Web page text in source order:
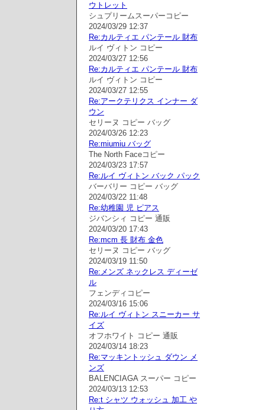
ウトレット
シュプリームスーパーコピー
2024/03/29 12:37
Re:カルティエ パンテール 財布
ルイ ヴィトン コピー
2024/03/27 12:56
Re:カルティエ パンテール 財布
ルイ ヴィトン コピー
2024/03/27 12:55
Re:アークテリクス インナー ダ
ウン
セリーヌ コピー バッグ
2024/03/26 12:23
Re:miumiu バッグ
The North Faceコピー
2024/03/23 17:57
Re:ルイ ヴィトン バック パック
バーバリー コピー バッグ
2024/03/22 11:48
Re:幼稚園 児 ピアス
ジバンシィ コピー 通販
2024/03/20 17:43
Re:mcm 長 財布 金色
セリーヌ コピー バッグ
2024/03/19 11:50
Re:メンズ ネックレス ディーゼ
ル
フェンディコピー
2024/03/16 15:06
Re:ルイ ヴィトン スニーカー サ
イズ
オフホワイト コピー 通販
2024/03/14 18:23
Re:マッキントッシュ ダウン メ
ンズ
BALENCIAGA スーパー コピー
2024/03/13 12:53
Re:t シャツ ウォッシュ 加工 や